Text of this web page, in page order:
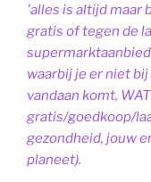
'alles is altijd maar
gratis of tegen de
waarbij je er niet
vandaan komt,
gratis/goedkoop/
gezondheid, jouw
planeet).